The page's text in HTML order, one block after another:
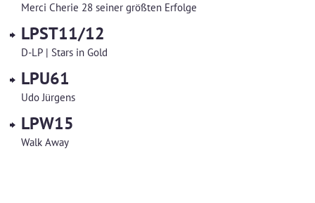
Merci Cherie 28 seiner größten Erfolge
LPST11/12
D-LP | Stars in Gold
LPU61
Udo Jürgens
LPW15
Walk Away